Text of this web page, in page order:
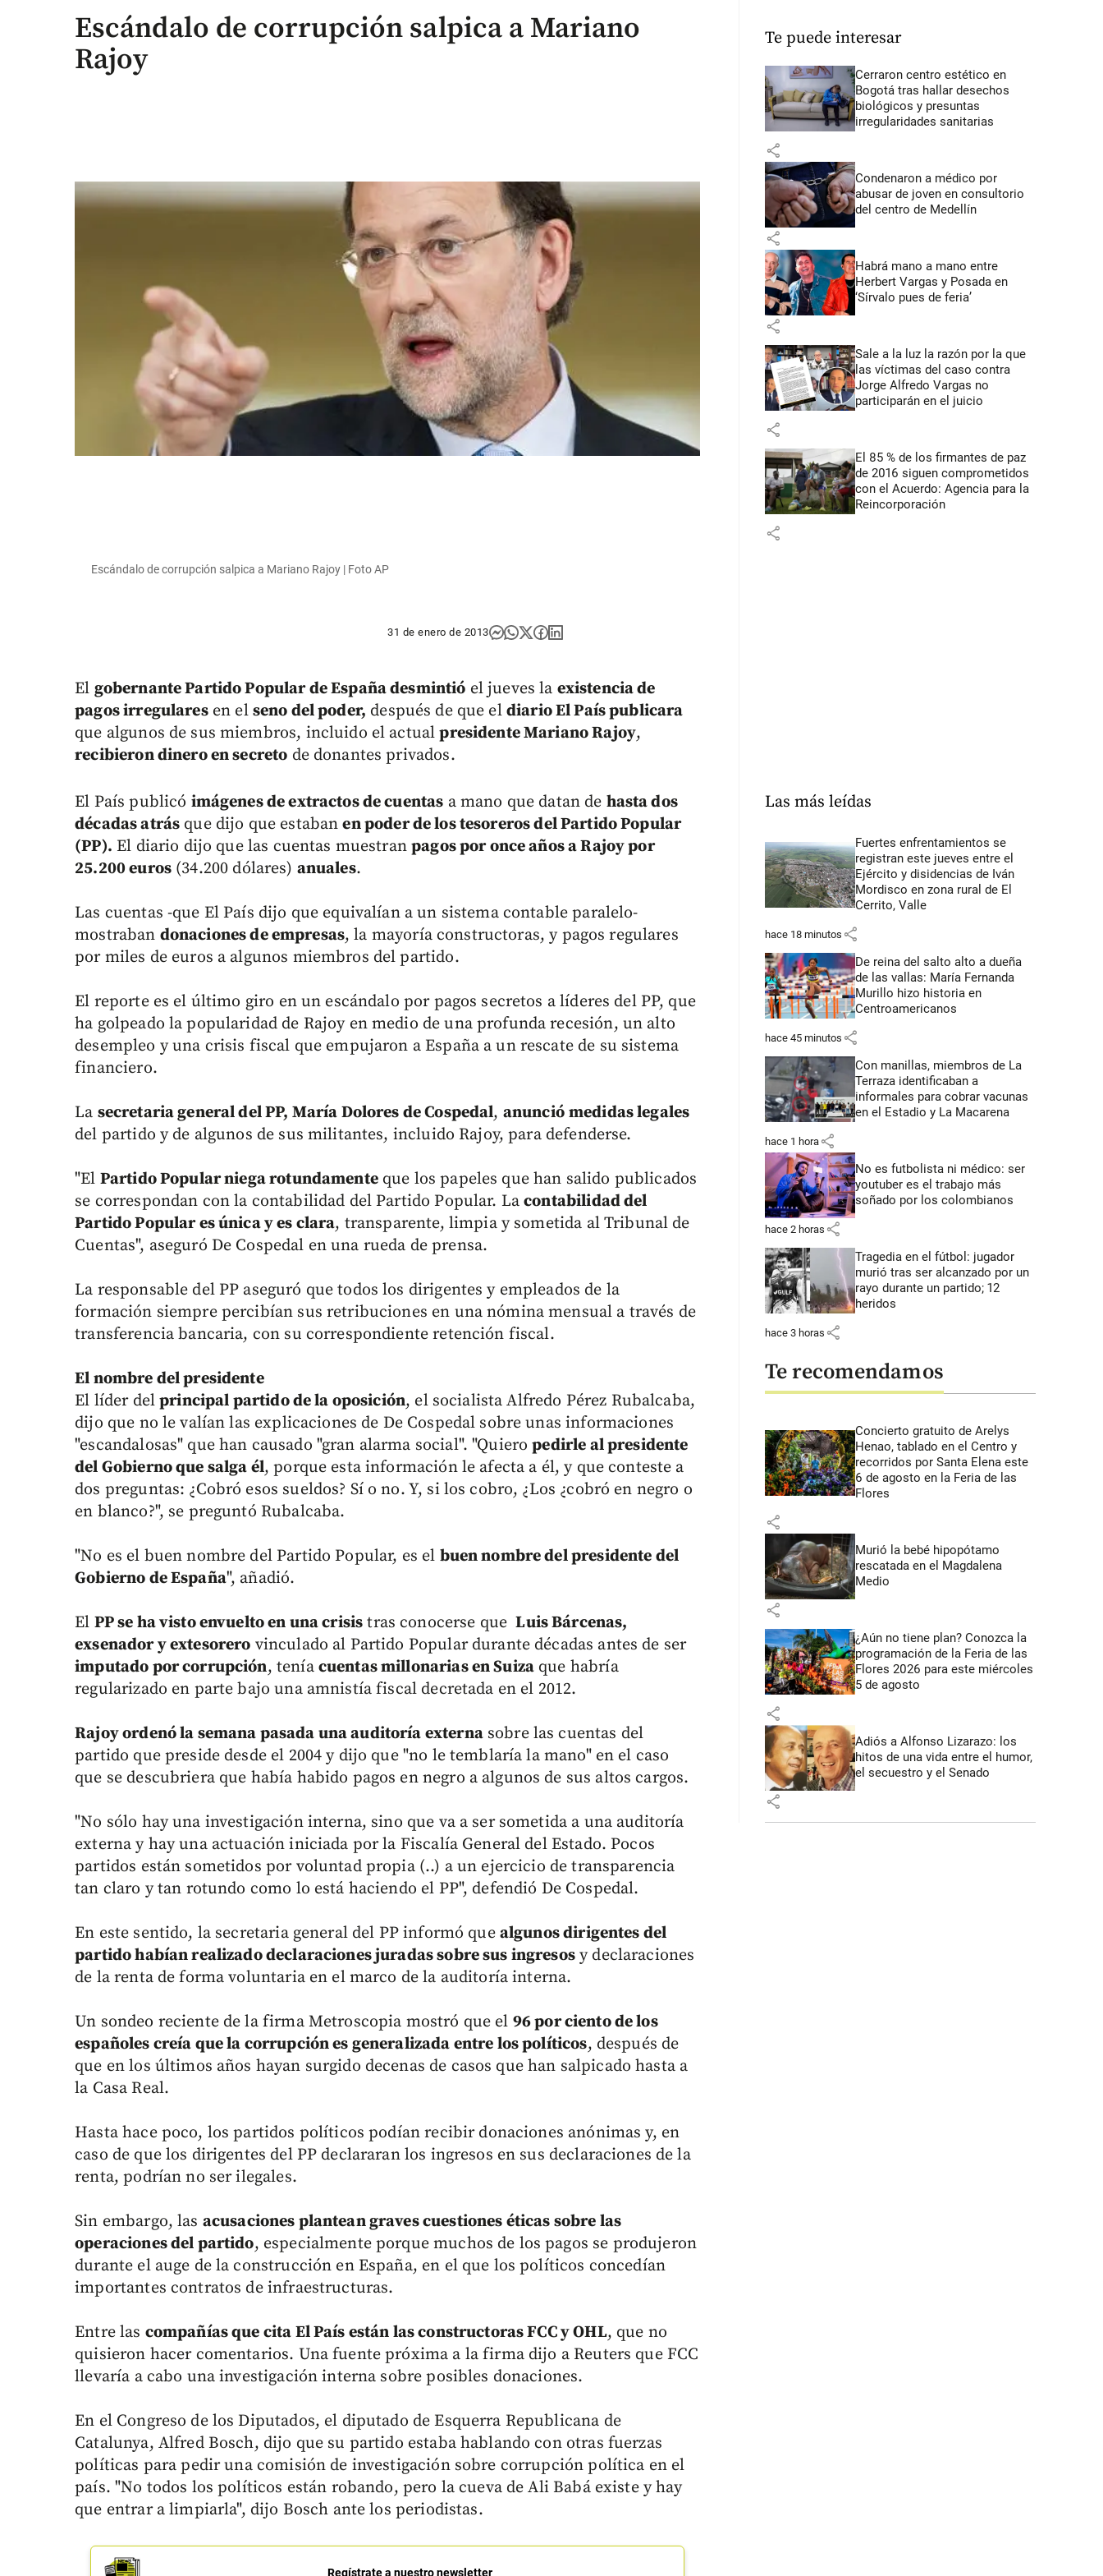
Escándalo de corrupción salpica a Mariano
Rajoy
Escándalo de corrupción salpica a Mariano Rajoy | Foto AP
31 de enero de 2013
El gobernante Partido Popular de España desmintió el jueves la existencia de
pagos irregularesen el seno del poder, después de que el diario El País publicara
que algunos de sus miembros, incluido el actualpresidente Mariano Rajoy,
recibieron dinero en secreto de donantes privados.
El País publicó imágenes de extractos de cuentas a mano que datan de hasta dos
décadas atrás que dijo que estabanen poder de los tesoreros del Partido Popular
(PP). El diario dijo que las cuentas muestranpagos por once años a Rajoy por
25.200 euros (34.200 dólares) anuales.
Las cuentas -que El País dijo que equivalían a un sistema contable paralelo-
mostraban donaciones de empresas, la mayoría constructoras, y pagos regulares
por miles de euros a algunos miembros del partido.
El reporte es el último giro en un escándalo por pagos secretos a líderes del PP, que
ha golpeado la popularidad de Rajoy en medio de una profunda recesión, un alto
desempleo y una crisis fiscal que empujaron a España a un rescate de su sistema
financiero.
La secretaria general del PP, María Dolores de Cospedal, anunció medidas legales
del partido y de algunos de sus militantes, incluido Rajoy, para defenderse.
"El Partido Popular niega rotundamenteque los papeles que han salido publicados
se correspondan con la contabilidad del Partido Popular. Lacontabilidad del
Partido Popular es única y es clara, transparente, limpia y sometida al Tribunal de
Cuentas", aseguró De Cospedal en una rueda de prensa.
La responsable del PP aseguró que todos los dirigentes y empleados de la
formación siempre percibían sus retribuciones en una nómina mensual a través de
transferencia bancaria, con su correspondiente retención fiscal.
El nombre del presidente
El líder delprincipal partido de la oposición, el socialista Alfredo Pérez Rubalcaba,
dijo que no le valían las explicaciones de De Cospedal sobre unas informaciones
"escandalosas" que han causado "gran alarma social". "Quieropedirle al presidente
del Gobierno que salga él, porque esta información le afecta a él, y que conteste a
dos preguntas: ¿Cobró esos sueldos? Sí o no. Y, si los cobro, ¿Los ¿cobró en negro o
en blanco?", se preguntó Rubalcaba.
"No es el buen nombre del Partido Popular, es el buen nombre del presidente del
Gobierno de España", añadió.
El PP se ha visto envuelto en una crisis tras conocerse queLuis Bárcenas,
exsenador y extesorero vinculado al Partido Popular durante décadas antes de ser
imputado por corrupción, tenía cuentas millonarias en Suiza que habría
regularizado en parte bajo una amnistía fiscal decretada en el 2012.
Rajoy ordenó la semana pasada una auditoría externasobre las cuentas del
partido que preside desde el 2004 y dijo que "no le temblaría la mano" en el caso
que se descubriera que había habido pagos en negro a algunos de sus altos cargos.
"No sólo hay una investigación interna, sino que va a ser sometida a una auditoría
externa y hay una actuación iniciada por la Fiscalía General del Estado. Pocos
partidos están sometidos por voluntad propia (..) a un ejercicio de transparencia
tan claro y tan rotundo como lo está haciendo el PP", defendió De Cospedal.
En este sentido, la secretaria general del PP informó que algunos dirigentes del
partido habían realizado declaraciones juradas sobre sus ingresosy declaraciones
de la renta de forma voluntaria en el marco de la auditoría interna.
Un sondeo reciente de la firma Metroscopia mostró que el 96 por ciento de los
españoles creía que la corrupción es generalizada entre los políticos, después de
que en los últimos años hayan surgido decenas de casos que han salpicado hasta a
la Casa Real.
Hasta hace poco, los partidos políticos podían recibir donaciones anónimas y, en
caso de que los dirigentes del PP declararan los ingresos en sus declaraciones de la
renta, podrían no ser ilegales.
Sin embargo, las acusaciones plantean graves cuestiones éticas sobre las
operaciones del partido, especialmente porque muchos de los pagos se produjeron
durante el auge de la construcción en España, en el que los políticos concedían
importantes contratos de infraestructuras.
Entre las compañías que cita El País están las constructoras FCC y OHL, que no
quisieron hacer comentarios. Una fuente próxima a la firma dijo a Reuters que FCC
llevaría a cabo una investigación interna sobre posibles donaciones.
En el Congreso de los Diputados, el diputado de Esquerra Republicana de
Catalunya, Alfred Bosch, dijo que su partido estaba hablando con otras fuerzas
políticas para pedir una comisión de investigación sobre corrupción política en el
país. "No todos los políticos están robando, pero la cueva de Ali Babá existe y hay
que entrar a limpiarla", dijo Bosch ante los periodistas.
Regístrate a nuestro newsletter
Te puede interesar
Cerraron centro estético en
Bogotá tras hallar desechos
biológicos y presuntas
irregularidades sanitarias
share
Condenaron a médico por
abusar de joven en consultorio
del centro de Medellín
share
Habrá mano a mano entre
Herbert Vargas y Posada en
‘Sírvalo pues de feria’
share
Sale a la luz la razón por la que
las víctimas del caso contra
Jorge Alfredo Vargas no
participarán en el juicio
share
El 85 % de los firmantes de paz
de 2016 siguen comprometidos
con el Acuerdo: Agencia para la
Reincorporación
share
Las más leídas
Fuertes enfrentamientos se
registran este jueves entre el
Ejército y disidencias de Iván
Mordisco en zona rural de El
Cerrito, Valle
hace 18 minutos share
De reina del salto alto a dueña
de las vallas: María Fernanda
Murillo hizo historia en
Centroamericanos
hace 45 minutos share
Con manillas, miembros de La
Terraza identificaban a
informales para cobrar vacunas
en el Estadio y La Macarena
hace 1 hora share
No es futbolista ni médico: ser
youtuber es el trabajo más
soñado por los colombianos
hace 2 horas share
Tragedia en el fútbol: jugador
murió tras ser alcanzado por un
rayo durante un partido; 12
heridos
hace 3 horas share
Te recomendamos
Concierto gratuito de Arelys
Henao, tablado en el Centro y
recorridos por Santa Elena este
6 de agosto en la Feria de las
Flores
share
Murió la bebé hipopótamo
rescatada en el Magdalena
Medio
share
¿Aún no tiene plan? Conozca la
programación de la Feria de las
Flores 2026 para este miércoles
5 de agosto
share
Adiós a Alfonso Lizarazo: los
hitos de una vida entre el humor,
el secuestro y el Senado
share